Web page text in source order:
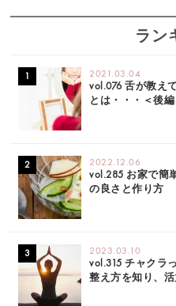
ラン
2021.03.04
vol.076 舌が教え
とは・・・＜後編
2022.12.06
vol.285 お家で簡
の良さと作り方
2023.03.10
vol.315 チャクラ
整え方を知り、